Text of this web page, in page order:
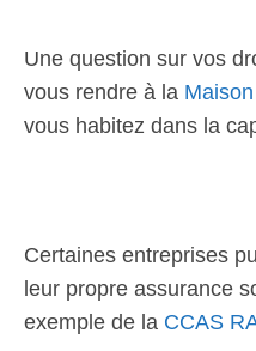
Une question sur vos
vous rendre à la
vous habitez dans la
Certaines entreprises
leur propre assurance
exemple de la CCAS